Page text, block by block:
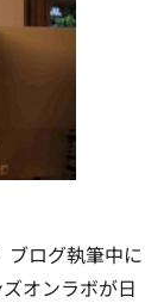
ブログ執筆中に
オンラボが日